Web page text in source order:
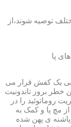
توصیه شوند،از
پا
یک کفش قرار می
خطر بروز تاندونیت
روماتوئید را در
مچ پا و کمک به
ی پهن شده